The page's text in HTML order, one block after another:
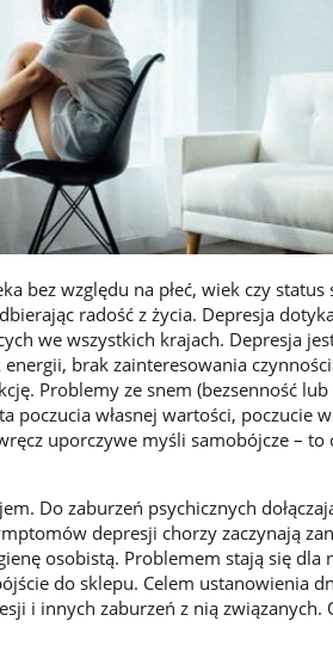
bez względu na płeć, wiek czy status
radość z życia. Depresja
we wszystkich krajach. Depresja
brak zainteresowania
Problemy ze snem (bezsenność lub
poczucia własnej wartości, poczucie
uporczywe myśli samobójcze – to
Do zaburzeń psychicznych
depresji chorzy zaczynają
osobistą. Problemem stają się dla
do sklepu. Celem ustanowienia
i innych zaburzeń z nią związanych.